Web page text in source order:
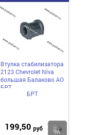
Купить
Втулка стабилизатора
2123 Chevrolet Niva
большая Балаково АО
БРТ
БРТ
199,50 руб